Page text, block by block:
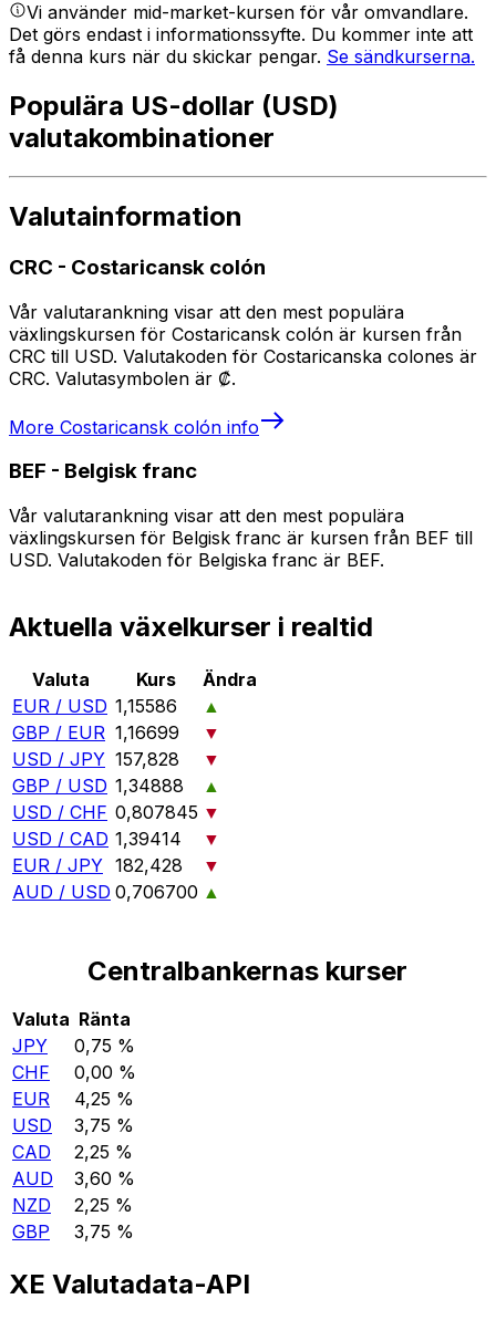
Vi använder mid-market-kursen för vår omvandlare.
Det görs endast i informationssyfte. Du kommer inte att
få denna kurs när du skickar pengar. Se sändkurserna.
Populära US-dollar (USD)
valutakombinationer
Valutainformation
CRC - Costaricansk colón
Vår valutarankning visar att den mest populära
växlingskursen för Costaricansk colón är kursen från
CRC till USD. Valutakoden för Costaricanska colones är
CRC. Valutasymbolen är ₡.
More Costaricansk colón info
BEF - Belgisk franc
Vår valutarankning visar att den mest populära
växlingskursen för Belgisk franc är kursen från BEF till
USD. Valutakoden för Belgiska franc är BEF.
Aktuella växelkurser i realtid
Valuta Kurs
Ändra
EUR / USD 1,15586
▲
GBP / EUR 1,16699
▼
USD / JPY 157,828
▼
GBP / USD 1,34888
▲
USD / CHF 0,807845 ▼
USD / CAD 1,39414
▼
EUR / JPY 182,428
▼
AUD / USD 0,706700 ▲
Centralbankernas kurser
Valuta Ränta
JPY
0,75 %
CHF
0,00 %
EUR
4,25 %
USD
3,75 %
CAD
2,25 %
AUD
3,60 %
NZD
2,25 %
GBP
3,75 %
XE Valutadata-API